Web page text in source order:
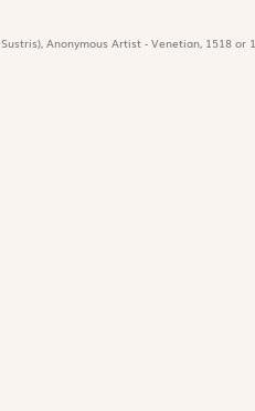
Anonymous Artist - Venetian, 1518